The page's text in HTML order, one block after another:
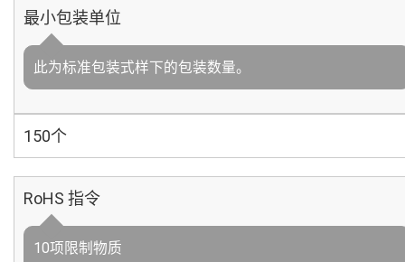
最小包装单位
此为标准包装式样下的包装数量。
150个
RoHS 指令
10项限制物质